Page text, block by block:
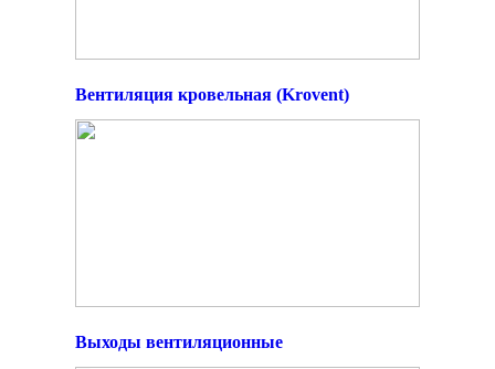
Вентиляция кровельная (Krovent)
Выходы вентиляционные